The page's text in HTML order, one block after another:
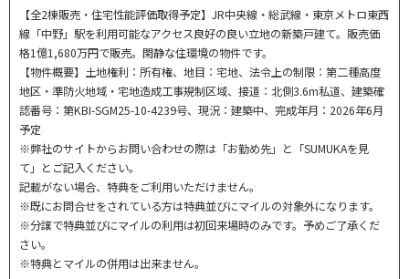
【全2棟販売・住宅性能評価取得予定】JR中央線・総武線・東京メトロ東西
線「中野」駅を利用可能なアクセス良好の良い立地の新築戸建て。販売価
格1億1,680万円で販売。閑静な住環境の物件です。
【物件概要】土地権利：所有権、地目：宅地、法令上の制限：第二種高度
地区・準防火地域・宅地造成工事規制区域、接道：北側3.6m私道、建築確
認番号：第KBI-SGM25-10-4239号、現況：建築中、完成年月：2026年6月
予定
※弊社のサイトからお問い合わせの際は「お勤め先」と「SUMUKAを見
て」とご記入ください。
記載がない場合、特典をご利用いただけません。
※既にお問合せをされている方は特典並びにマイルの対象外になります。
※分譲で特典並びにマイルの利用は初回来場時のみです。予めご了承くだ
さい。
※特典とマイルの併用は出来ません。